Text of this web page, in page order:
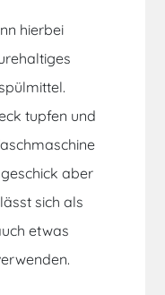
hierbei
tupfen und
aber
sich als
etwas